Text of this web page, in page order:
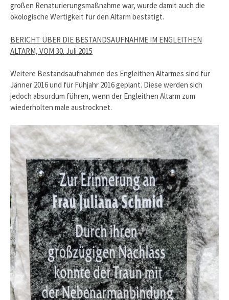
großen Renaturierungsmaßnahme war, wurde damit auch die
ökologische Wertigkeit für den Altarm bestätigt.
BERICHT ÜBER DIE BESTANDSAUFNAHME IM ENGLEITHEN
ALTARM, VOM 30. Juli 2015
Weitere Bestandsaufnahmen des Engleithen Altarmes sind für
Jänner 2016 und für Fühjahr 2016 geplant. Diese werden sich
jedoch absurdum führen, wenn der Engleithen Altarm zum
wiederholten male austrocknet.